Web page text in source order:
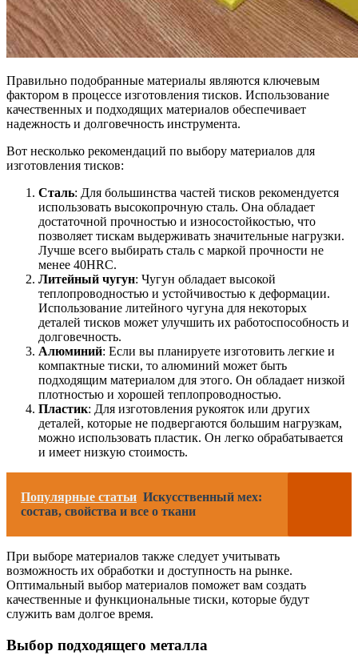
Правильно подобранные материалы являются ключевым
фактором в процессе изготовления тисков. Использование
качественных и подходящих материалов обеспечивает
надежность и долговечность инструмента.
Вот несколько рекомендаций по выбору материалов для
изготовления тисков:
Сталь: Для большинства частей тисков рекомендуется
использовать высокопрочную сталь. Она обладает
достаточной прочностью и износостойкостью, что
позволяет тискам выдерживать значительные нагрузки.
Лучше всего выбирать сталь с маркой прочности не
менее 40HRC.
Литейный чугун: Чугун обладает высокой
теплопроводностью и устойчивостью к деформации.
Использование литейного чугуна для некоторых
деталей тисков может улучшить их работоспособность и
долговечность.
Алюминий: Если вы планируете изготовить легкие и
компактные тиски, то алюминий может быть
подходящим материалом для этого. Он обладает низкой
плотностью и хорошей теплопроводностью.
Пластик: Для изготовления рукояток или других
деталей, которые не подвергаются большим нагрузкам,
можно использовать пластик. Он легко обрабатывается
и имеет низкую стоимость.
Популярные статьи Искусственный мех:
состав, свойства и все о ткани
При выборе материалов также следует учитывать
возможность их обработки и доступность на рынке.
Оптимальный выбор материалов поможет вам создать
качественные и функциональные тиски, которые будут
служить вам долгое время.
Выбор подходящего металла